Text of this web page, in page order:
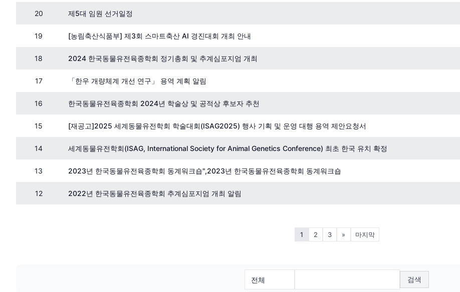
20 제5대 임원 선거일정
19 [농림축산식품부] 제3회 스마트축산 AI 경진대회 개최 안내
18 2024 한국동물유전육종학회 정기총회 및 추계심포지엄 개최
17 「한우 개량체계 개선 연구」 용역 계획 알림
16 한국동물유전육종학회 2024년 학술상 및 공적상 후보자 추천
15 [재공고]2025 세계동물유전학회 학술대회(ISAG2025) 행사 기획 및 운영 대행 용역 제안요청서
14 세계동물유전학회(ISAG, International Society for Animal Genetics Conference) 최초 한국 유치 확정
13 2023년 한국동물유전육종학회 동계워크숍",2023년 한국동물유전육종학회 동계워크숍
12 2022년 한국동물유전육종학회 추계심포지엄 개최 알림
1 2 3 » 마지막
검색